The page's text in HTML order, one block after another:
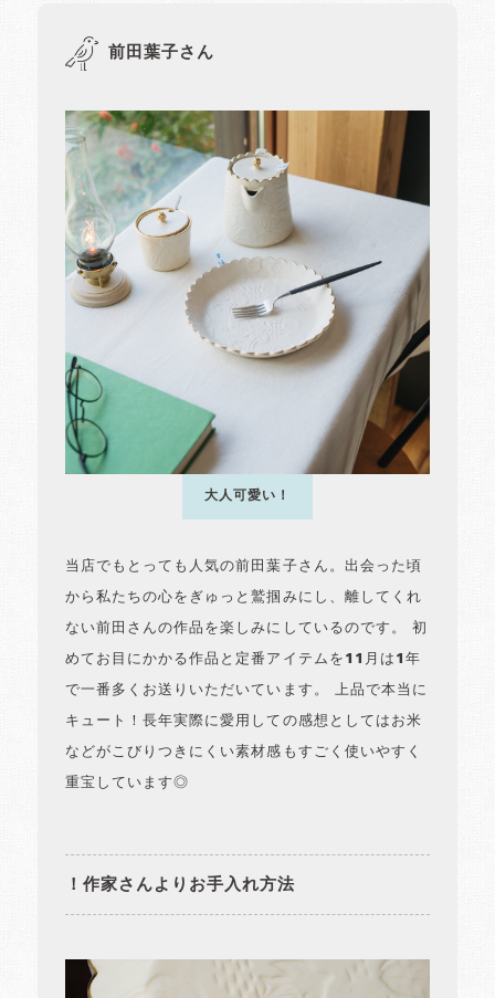
前田葉子さん
大人可愛い！
当店でもとっても人気の前田葉子さん。出会った頃
から私たちの心をぎゅっと鷲掴みにし、離してくれ
ない前田さんの作品を楽しみにしているのです。 初
めてお目にかかる作品と定番アイテムを11月は1年
で一番多くお送りいただいています。 上品で本当に
キュート！長年実際に愛用しての感想としてはお米
などがこびりつきにくい素材感もすごく使いやすく
重宝しています◎
！作家さんよりお手入れ方法